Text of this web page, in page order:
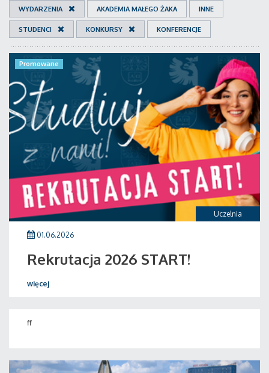
WYDARZENIA AKADEMIA MAŁEGO ŻAKA INNE
STUDENCI KONKURSY KONFERENCJE
Uczelnia
Promowane
01.06.2026
Rekrutacja 2026 START!
więcej
ff